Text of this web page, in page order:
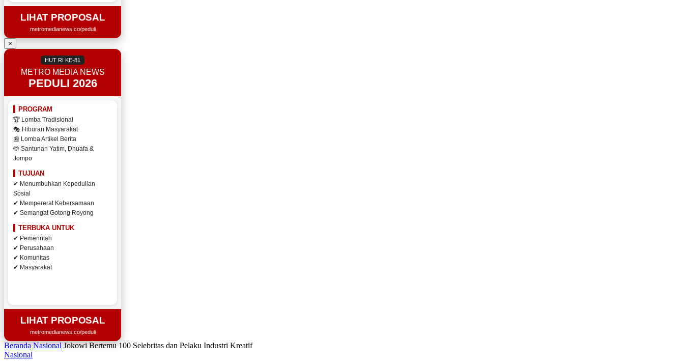
LIHAT PROPOSAL
metromedianews.co/peduli
×
HUT RI KE-81
METRO MEDIA NEWS
PEDULI 2026
PROGRAM
🏆 Lomba Tradisional
🎭 Hiburan Masyarakat
📰 Lomba Artikel Berita
🤲 Santunan Yatim, Dhuafa &
Jompo
TUJUAN
✔ Menumbuhkan Kepedulian
Sosial
✔ Mempererat Kebersamaan
✔ Semangat Gotong Royong
TERBUKA UNTUK
✔ Pemerintah
✔ Perusahaan
✔ Komunitas
✔ Masyarakat
LIHAT PROPOSAL
metromedianews.co/peduli
Beranda Nasional Jokowi Bertemu 100 Selebritas dan Pelaku Industri Kreatif
Nasional